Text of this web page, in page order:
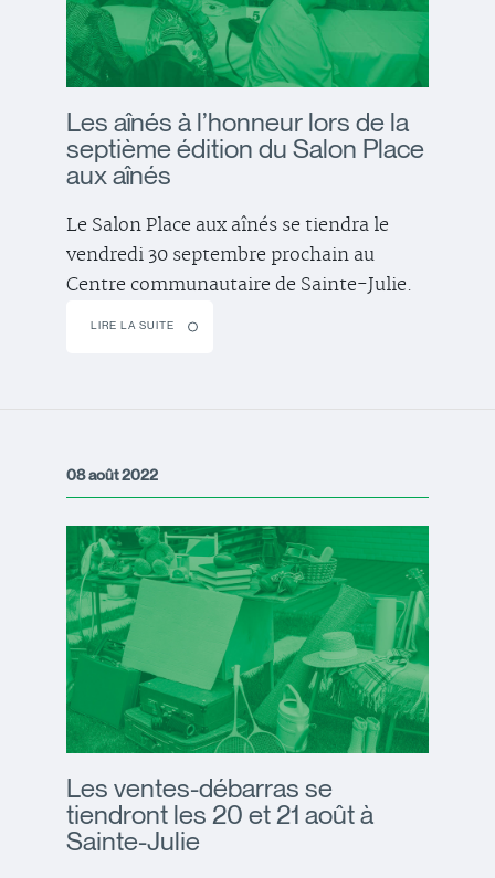
Les aînés à l’honneur lors de la
septième édition du Salon Place
aux aînés
Le Salon Place aux aînés se tiendra le
vendredi 30 septembre prochain au
Centre communautaire de Sainte-Julie.
LIRE LA SUITE
08 août 2022
Les ventes-débarras se
tiendront les 20 et 21 août à
Sainte-Julie